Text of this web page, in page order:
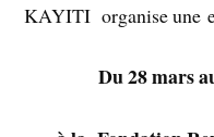
KAYITI organise une
Du 28 mars